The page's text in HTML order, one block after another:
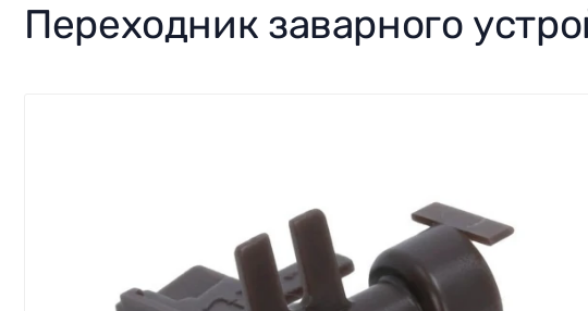
Переходник заварного